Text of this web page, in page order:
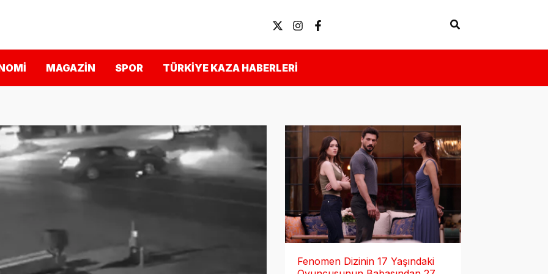
Arama
MAGAZIN SPOR TÜRKIYE KAZA HABERLERI
Fenomen Dizinin 17 Yaşındaki